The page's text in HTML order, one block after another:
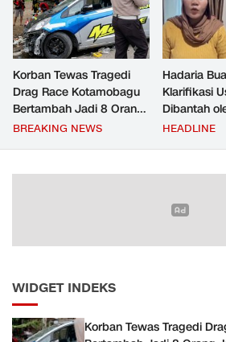
Korban Tewas Tragedi
Drag Race Kotamobagu
Bertambah Jadi 8 Orang,
Ini Kronologi dan Identitas
BREAKING NEWS
Hadaria
Klarifikasi
Dibantah
Hukumnya
HEADLINE
WIDGET INDEKS
Korban Tewas Tragedi